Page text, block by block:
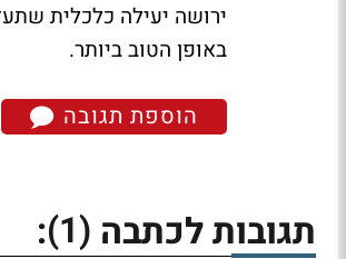
ירושה יעילה כלכלית
באופן הטוב ביותר.
הוספת תגובה
תגובות לכתבה (1)
: